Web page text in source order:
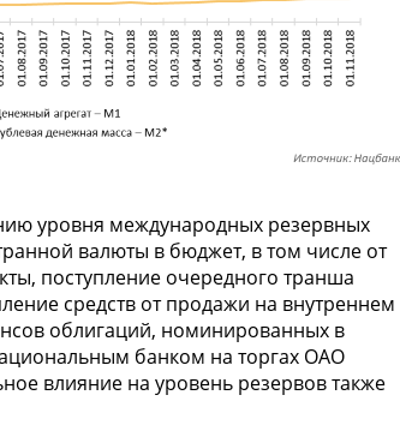
уровня международных резервных
валюты в бюджет, в том числе от
поступление очередного транша
средств от продажи на внутреннем
облигаций, номинированных в
банком на торгах ОАО
влияние на уровень резервов также